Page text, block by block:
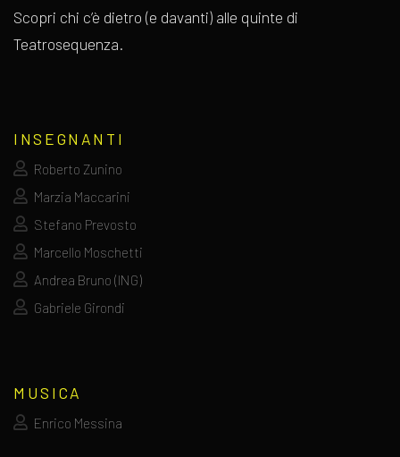
Scopri chi c’è dietro (e davanti) alle quinte di
Teatrosequenza.
INSEGNANTI
Roberto Zunino
Marzia Maccarini
Stefano Prevosto
Marcello Moschetti
Andrea Bruno (ING)
Gabriele Girondi
MUSICA
Enrico Messina